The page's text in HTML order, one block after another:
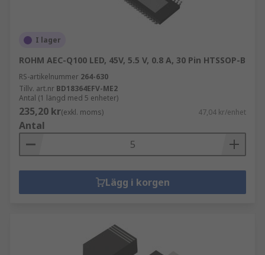
I lager
ROHM AEC-Q100 LED, 45V, 5.5 V, 0.8 A, 30 Pin HTSSOP-B
RS-artikelnummer 264-630
Tillv. art.nr BD18364EFV-ME2
Antal (1 längd med 5 enheter)
235,20 kr(exkl. moms) 47,04 kr/enhet
Antal
Lägg i korgen